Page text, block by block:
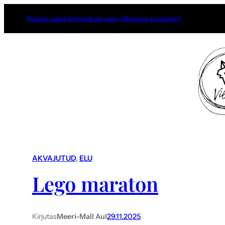
Avasta uued lemmikud www.villem.ee e-poest→
AKVAJUTUD, ELU
Lego maraton
KirjutasMeeri-Mall Aul29.11.2025